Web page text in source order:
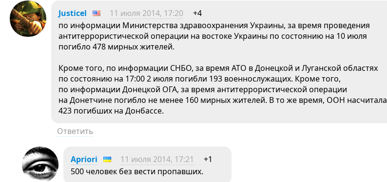
Justicel 11 июля 2014, 17:20
+4
по информации Министерства здравоохранения Украины, за время проведения
антитеррористической операции на востоке Украины по состоянию на 10 июля
погибло 478 мирных жителей.
Кроме того, по информации СНБО, за время АТО в Донецкой и Луганской областях
по состоянию на 17:00 2 июля погибли 193 военнослужащих. Кроме того,
по информации Донецкой ОГА, за время антитеррористической операции
на Донетчине погибло не менее 160 мирных жителей. В то же время, ООН насчитала
423 погибших на Донбассе.
Ответить
Apriori 11 июля 2014, 17:21
+1
500 человек без вести пропавших.